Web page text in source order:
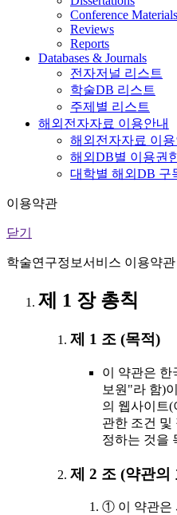
Conference Materials
Reviews
Reports
Databases & Journals
전자저널 리스트
학술DB 리스트
주제별 리스트
해외전자자료 이용안내
해외전자자료 이용
해외DB별 이용권
대학별 해외DB 구
이용약관
닫기
학술연구정보서비스 이용약
제 1 장 총칙
제 1 조 (목적)
이 약관은 한
보원"라 함)
의 웹사이트(
관한 조건 및
정하는 것을
제 2 조 (약관의
① 이 약관은